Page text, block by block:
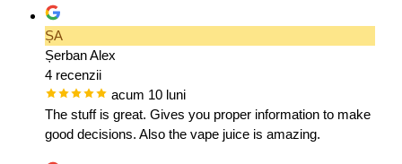
ȘA
Șerban Alex
4 recenzii
acum 10 luni
The stuff is great. Gives you proper information to make
good decisions. Also the vape juice is amazing.